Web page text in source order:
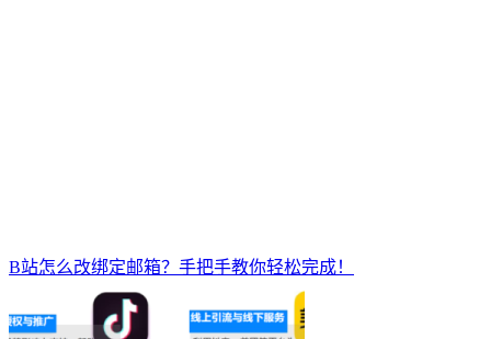
B站怎么改绑定邮箱？手把手教你轻松完成！